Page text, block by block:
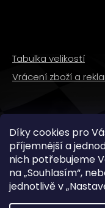
Díky cookies pro
příjemnější a
nich potřebujeme
na „Souhlasím“,
jednotlivě v „
Tabulka velikostí
Vrácení zboží a
SLEDUJTE NÁS